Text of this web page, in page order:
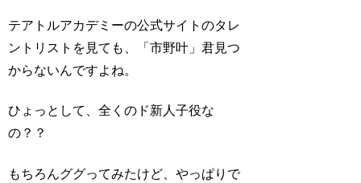
テアトルアカデミーの公式サイトのタレ
ントリストを見ても、「市野叶」君見つ
からないんですよね。
ひょっとして、全くのド新人子役な
の？？
もちろんググってみたけど、やっぱりで